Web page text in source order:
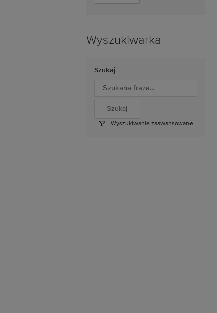
Wyszukiwarka
Szukaj
Wyszukiwanie zaawansowane